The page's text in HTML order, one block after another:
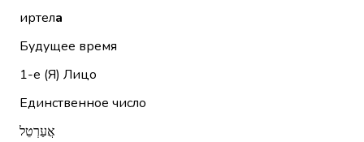
иртела
Будущее время
1-е (Я) Лицо
Единственное число
אֲעַרְטֵל